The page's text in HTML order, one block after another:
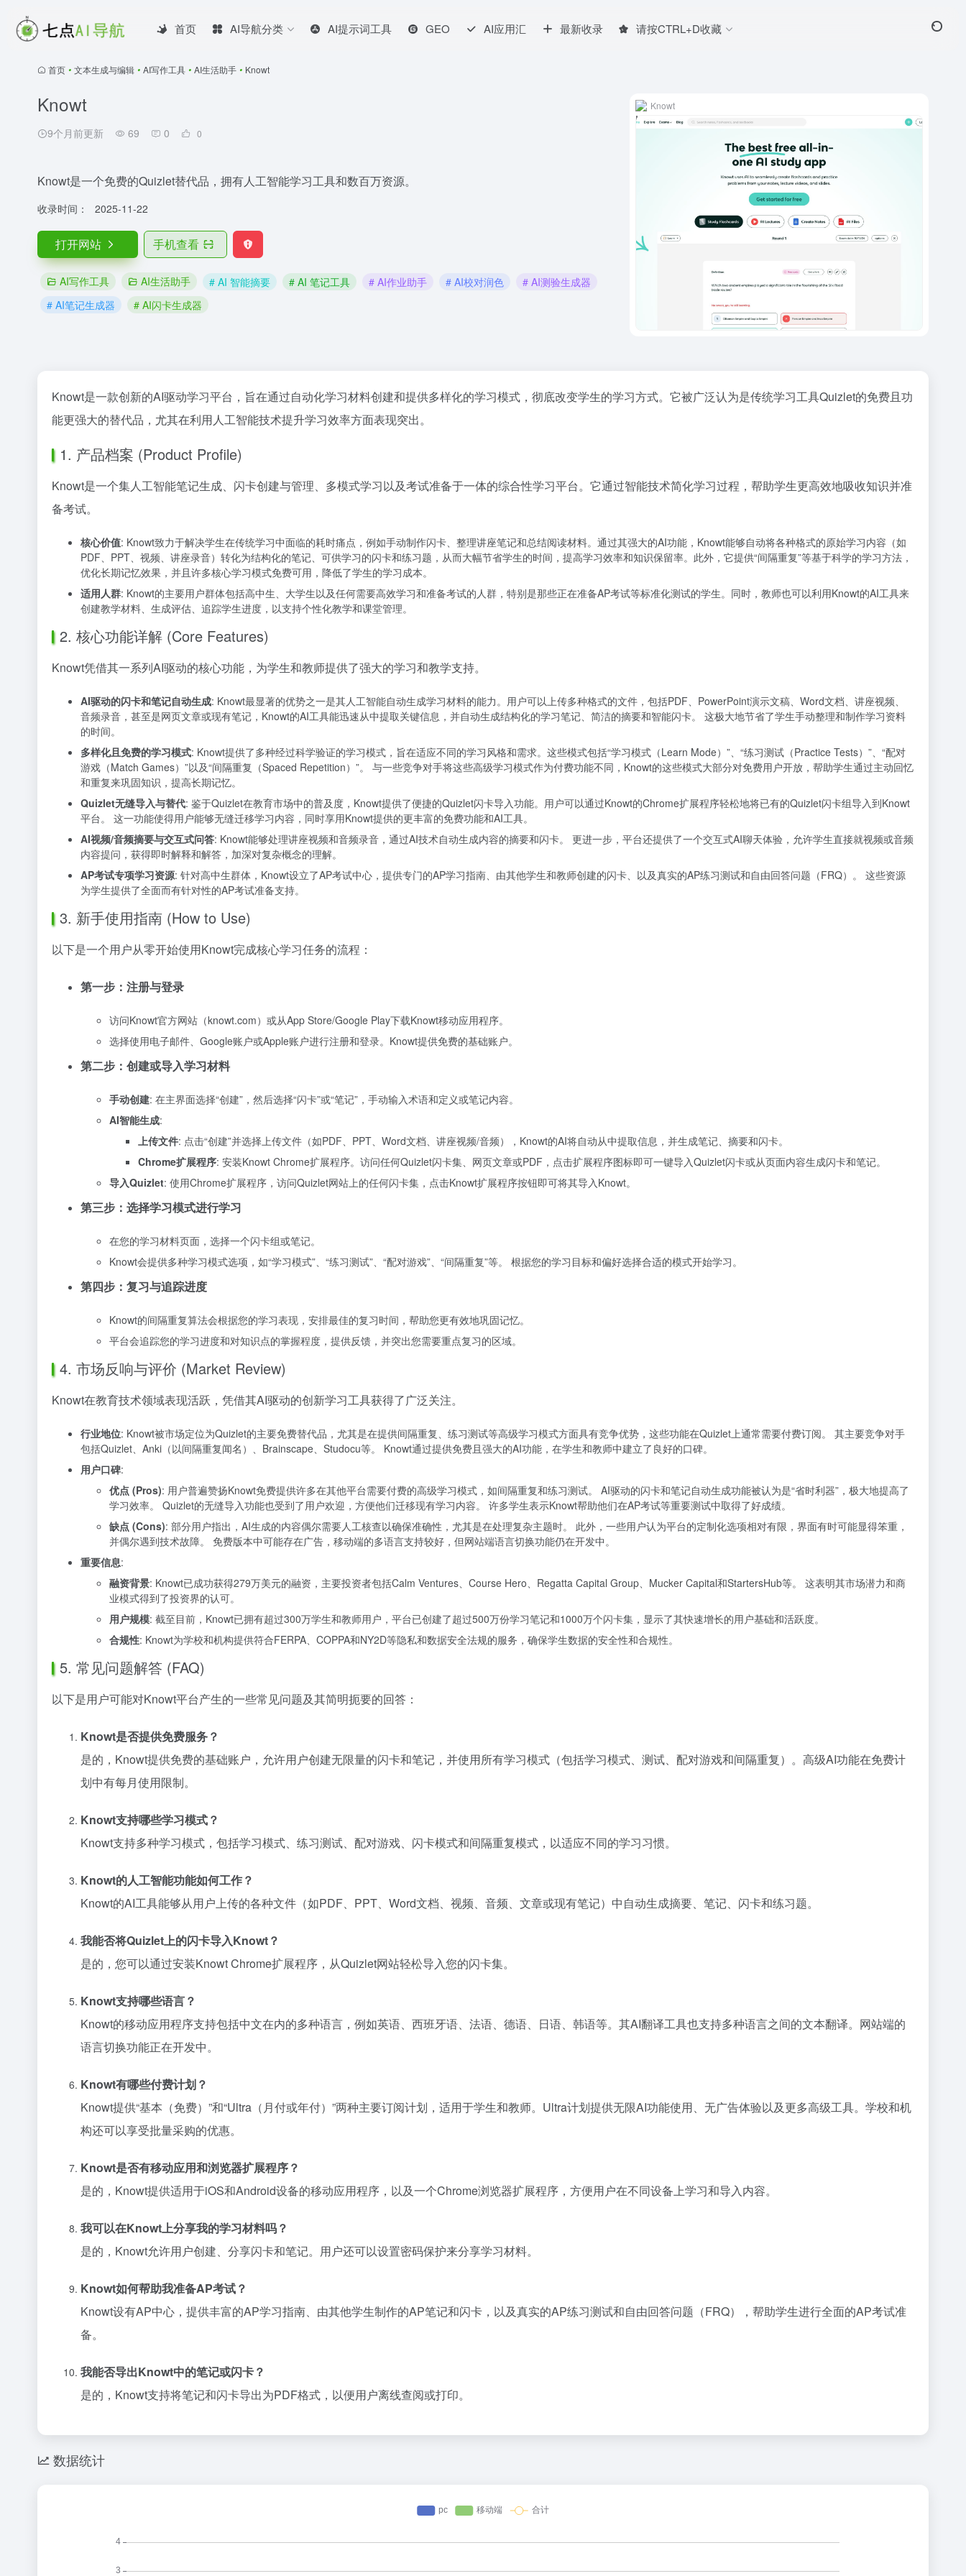
首页 AI导航分类 AI提示词工具 GEO AI应用汇 最新收录 请按CTRL+D收藏
首页 • 文本生成与编辑 • AI写作工具 • AI生活助手 • Knowt
Knowt
9个月前更新 69 0 0
Knowt是一个免费的Quizlet替代品，拥有人工智能学习工具和数百万资源。
收录时间： 2025-11-22
打开网站 手机查看
AI写作工具 AI生活助手 # AI 智能摘要 # AI 笔记工具 # AI作业助手 # AI校对润色
# AI测验生成器
# AI笔记生成器
# AI闪卡生成器
Knowt
Knowt是一款创新的AI驱动学习平台，旨在通过自动化学习材料创建和提供多样化的学习模式，彻底改变学生的学习方式。它被广泛认为是传统学习工具Quizlet的免费且功
能更强大的替代品，尤其在利用人工智能技术提升学习效率方面表现突出。
1. 产品档案 (Product Profile)
Knowt是一个集人工智能笔记生成、闪卡创建与管理、多模式学习以及考试准备于一体的综合性学习平台。它通过智能技术简化学习过程，帮助学生更高效地吸收知识并准
备考试。
核心价值: Knowt致力于解决学生在传统学习中面临的耗时痛点，例如手动制作闪卡、整理讲座笔记和总结阅读材料。通过其强大的AI功能，Knowt能够自动将各种格式的原始学习内容（如
PDF、PPT、视频、讲座录音）转化为结构化的笔记、可供学习的闪卡和练习题，从而大幅节省学生的时间，提高学习效率和知识保留率。此外，它提供“间隔重复”等基于科学的学习方法，
优化长期记忆效果，并且许多核心学习模式免费可用，降低了学生的学习成本。
适用人群: Knowt的主要用户群体包括高中生、大学生以及任何需要高效学习和准备考试的人群，特别是那些正在准备AP考试等标准化测试的学生。同时，教师也可以利用Knowt的AI工具来
创建教学材料、生成评估、追踪学生进度，以支持个性化教学和课堂管理。
2. 核心功能详解 (Core Features)
Knowt凭借其一系列AI驱动的核心功能，为学生和教师提供了强大的学习和教学支持。
AI驱动的闪卡和笔记自动生成: Knowt最显著的优势之一是其人工智能自动生成学习材料的能力。用户可以上传多种格式的文件，包括PDF、PowerPoint演示文稿、Word文档、讲座视频、
音频录音，甚至是网页文章或现有笔记，Knowt的AI工具能迅速从中提取关键信息，并自动生成结构化的学习笔记、简洁的摘要和智能闪卡。 这极大地节省了学生手动整理和制作学习资料
的时间。
多样化且免费的学习模式: Knowt提供了多种经过科学验证的学习模式，旨在适应不同的学习风格和需求。这些模式包括“学习模式（Learn Mode）”、“练习测试（Practice Tests）”、“配对
游戏（Match Games）”以及“间隔重复（Spaced Repetition）”。 与一些竞争对手将这些高级学习模式作为付费功能不同，Knowt的这些模式大部分对免费用户开放，帮助学生通过主动回忆
和重复来巩固知识，提高长期记忆。
Quizlet无缝导入与替代: 鉴于Quizlet在教育市场中的普及度，Knowt提供了便捷的Quizlet闪卡导入功能。用户可以通过Knowt的Chrome扩展程序轻松地将已有的Quizlet闪卡组导入到Knowt
平台。 这一功能使得用户能够无缝迁移学习内容，同时享用Knowt提供的更丰富的免费功能和AI工具。
AI视频/音频摘要与交互式问答: Knowt能够处理讲座视频和音频录音，通过AI技术自动生成内容的摘要和闪卡。 更进一步，平台还提供了一个交互式AI聊天体验，允许学生直接就视频或音频
内容提问，获得即时解释和解答，加深对复杂概念的理解。
AP考试专项学习资源: 针对高中生群体，Knowt设立了AP考试中心，提供专门的AP学习指南、由其他学生和教师创建的闪卡、以及真实的AP练习测试和自由回答问题（FRQ）。 这些资源
为学生提供了全面而有针对性的AP考试准备支持。
3. 新手使用指南 (How to Use)
以下是一个用户从零开始使用Knowt完成核心学习任务的流程：
第一步：注册与登录
访问Knowt官方网站（knowt.com）或从App Store/Google Play下载Knowt移动应用程序。
选择使用电子邮件、Google账户或Apple账户进行注册和登录。Knowt提供免费的基础账户。
第二步：创建或导入学习材料
手动创建: 在主界面选择“创建”，然后选择“闪卡”或“笔记”，手动输入术语和定义或笔记内容。
AI智能生成:
上传文件: 点击“创建”并选择上传文件（如PDF、PPT、Word文档、讲座视频/音频），Knowt的AI将自动从中提取信息，并生成笔记、摘要和闪卡。
Chrome扩展程序: 安装Knowt Chrome扩展程序。访问任何Quizlet闪卡集、网页文章或PDF，点击扩展程序图标即可一键导入Quizlet闪卡或从页面内容生成闪卡和笔记。
导入Quizlet: 使用Chrome扩展程序，访问Quizlet网站上的任何闪卡集，点击Knowt扩展程序按钮即可将其导入Knowt。
第三步：选择学习模式进行学习
在您的学习材料页面，选择一个闪卡组或笔记。
Knowt会提供多种学习模式选项，如“学习模式”、“练习测试”、“配对游戏”、“间隔重复”等。 根据您的学习目标和偏好选择合适的模式开始学习。
第四步：复习与追踪进度
Knowt的间隔重复算法会根据您的学习表现，安排最佳的复习时间，帮助您更有效地巩固记忆。
平台会追踪您的学习进度和对知识点的掌握程度，提供反馈，并突出您需要重点复习的区域。
4. 市场反响与评价 (Market Review)
Knowt在教育技术领域表现活跃，凭借其AI驱动的创新学习工具获得了广泛关注。
行业地位: Knowt被市场定位为Quizlet的主要免费替代品，尤其是在提供间隔重复、练习测试等高级学习模式方面具有竞争优势，这些功能在Quizlet上通常需要付费订阅。 其主要竞争对手
包括Quizlet、Anki（以间隔重复闻名）、Brainscape、Studocu等。 Knowt通过提供免费且强大的AI功能，在学生和教师中建立了良好的口碑。
用户口碑:
优点 (Pros): 用户普遍赞扬Knowt免费提供许多在其他平台需要付费的高级学习模式，如间隔重复和练习测试。 AI驱动的闪卡和笔记自动生成功能被认为是“省时利器”，极大地提高了
学习效率。 Quizlet的无缝导入功能也受到了用户欢迎，方便他们迁移现有学习内容。 许多学生表示Knowt帮助他们在AP考试等重要测试中取得了好成绩。
缺点 (Cons): 部分用户指出，AI生成的内容偶尔需要人工核查以确保准确性，尤其是在处理复杂主题时。 此外，一些用户认为平台的定制化选项相对有限，界面有时可能显得笨重，
并偶尔遇到技术故障。 免费版本中可能存在广告，移动端的多语言支持较好，但网站端语言切换功能仍在开发中。
重要信息:
融资背景: Knowt已成功获得279万美元的融资，主要投资者包括Calm Ventures、Course Hero、Regatta Capital Group、Mucker Capital和StartersHub等。 这表明其市场潜力和商
业模式得到了投资界的认可。
用户规模: 截至目前，Knowt已拥有超过300万学生和教师用户，平台已创建了超过500万份学习笔记和1000万个闪卡集，显示了其快速增长的用户基础和活跃度。
合规性: Knowt为学校和机构提供符合FERPA、COPPA和NY2D等隐私和数据安全法规的服务，确保学生数据的安全性和合规性。
5. 常见问题解答 (FAQ)
以下是用户可能对Knowt平台产生的一些常见问题及其简明扼要的回答：
Knowt是否提供免费服务？
是的，Knowt提供免费的基础账户，允许用户创建无限量的闪卡和笔记，并使用所有学习模式（包括学习模式、测试、配对游戏和间隔重复）。高级AI功能在免费计
划中有每月使用限制。
Knowt支持哪些学习模式？
Knowt支持多种学习模式，包括学习模式、练习测试、配对游戏、闪卡模式和间隔重复模式，以适应不同的学习习惯。
Knowt的人工智能功能如何工作？
Knowt的AI工具能够从用户上传的各种文件（如PDF、PPT、Word文档、视频、音频、文章或现有笔记）中自动生成摘要、笔记、闪卡和练习题。
我能否将Quizlet上的闪卡导入Knowt？
是的，您可以通过安装Knowt Chrome扩展程序，从Quizlet网站轻松导入您的闪卡集。
Knowt支持哪些语言？
Knowt的移动应用程序支持包括中文在内的多种语言，例如英语、西班牙语、法语、德语、日语、韩语等。其AI翻译工具也支持多种语言之间的文本翻译。网站端的
语言切换功能正在开发中。
Knowt有哪些付费计划？
Knowt提供“基本（免费）”和“Ultra（月付或年付）”两种主要订阅计划，适用于学生和教师。Ultra计划提供无限AI功能使用、无广告体验以及更多高级工具。学校和机
构还可以享受批量采购的优惠。
Knowt是否有移动应用和浏览器扩展程序？
是的，Knowt提供适用于iOS和Android设备的移动应用程序，以及一个Chrome浏览器扩展程序，方便用户在不同设备上学习和导入内容。
我可以在Knowt上分享我的学习材料吗？
是的，Knowt允许用户创建、分享闪卡和笔记。用户还可以设置密码保护来分享学习材料。
Knowt如何帮助我准备AP考试？
Knowt设有AP中心，提供丰富的AP学习指南、由其他学生制作的AP笔记和闪卡，以及真实的AP练习测试和自由回答问题（FRQ），帮助学生进行全面的AP考试准
备。
我能否导出Knowt中的笔记或闪卡？
是的，Knowt支持将笔记和闪卡导出为PDF格式，以便用户离线查阅或打印。
数据统计